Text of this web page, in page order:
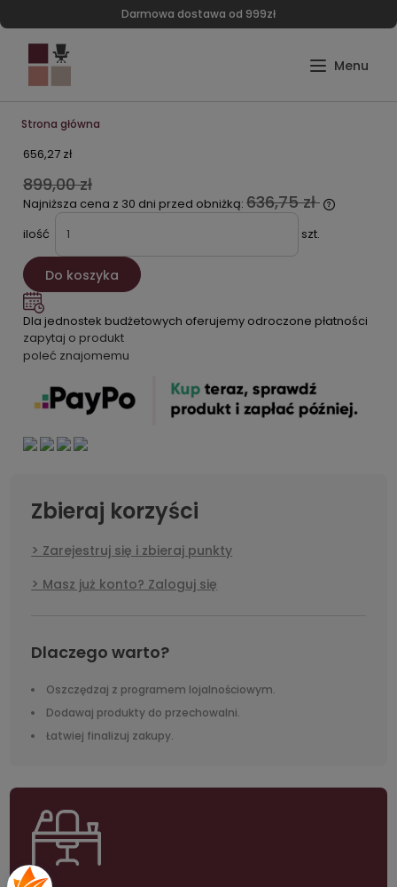
Darmowa dostawa od 999zł
Strona główna
656,27 zł
899,00 zł
Najniższa cena z 30 dni przed obniżką: 636,75 zł
ilość szt.
Do koszyka
Dla jednostek budżetowych oferujemy odroczone płatności
zapytaj o produkt
poleć znajomemu
Zbieraj korzyści
Zarejestruj się i zbieraj punkty
Masz już konto? Zaloguj się
Dlaczego warto?
Oszczędzaj z programem lojalnościowym.
Dodawaj produkty do przechowalni.
Łatwiej finalizuj zakupy.